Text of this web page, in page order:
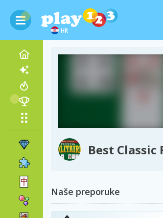
HR
Best
Naše preporuke